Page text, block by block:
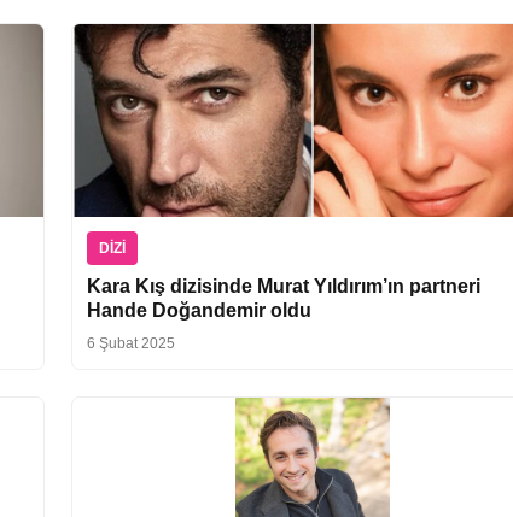
DIZI
Kara Kış dizisinde Murat Yıldırım’ın partneri
Hande Doğandemir oldu
6 Şubat 2025